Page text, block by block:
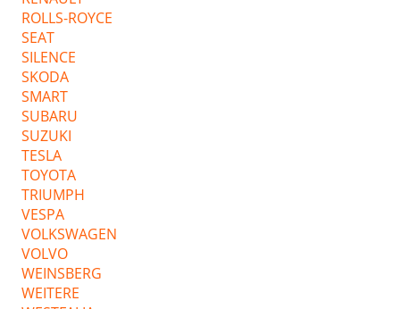
ROLLS-ROYCE
SEAT
SILENCE
SKODA
SMART
SUBARU
SUZUKI
TESLA
TOYOTA
TRIUMPH
VESPA
VOLKSWAGEN
VOLVO
WEINSBERG
WEITERE